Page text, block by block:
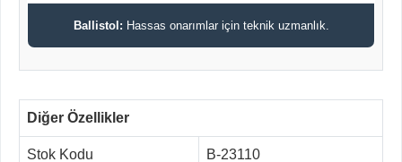
Ballistol: Hassas onarımlar için teknik uzmanlık.
Diğer Özellikler
Stok Kodu B-23110